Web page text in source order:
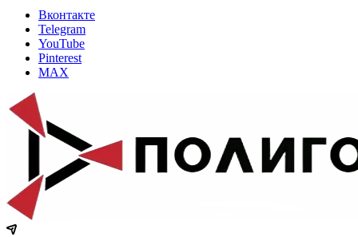
Вконтакте
Telegram
YouTube
Pinterest
MAX